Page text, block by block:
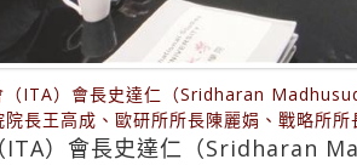
（ITA）會長史達仁（Sridharan
長王高成、歐研所所長陳麗娟、戰略所
ITA）會長史達仁（Sridharan